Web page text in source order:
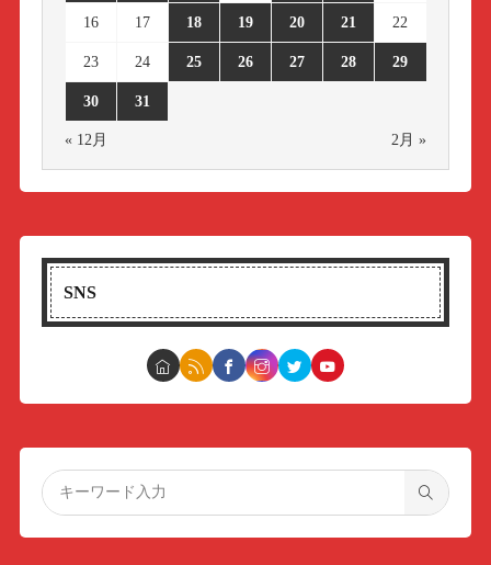
16 17 18 19 20 21 22
23 24 25 26 27 28 29
30 31
« 12月 2月 »
SNS